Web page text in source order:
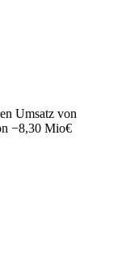
Umsatz von
−8,30 Mio€